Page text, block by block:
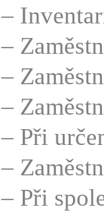
–
–
–
–
– Při
–
– Při